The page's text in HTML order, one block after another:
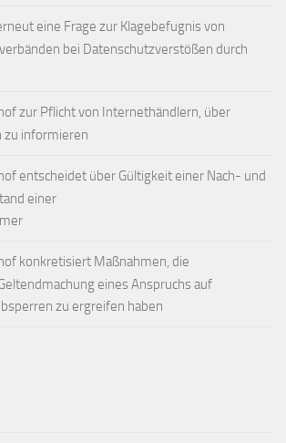
eine Frage zur Klagebefugnis von
bei Datenschutzverstößen durch
zur Pflicht von Internethändlern, über
zu informieren
entscheidet über Gültigkeit einer Nach- und
einer
konkretisiert Maßnahmen, die
eines Anspruchs auf
zu ergreifen haben